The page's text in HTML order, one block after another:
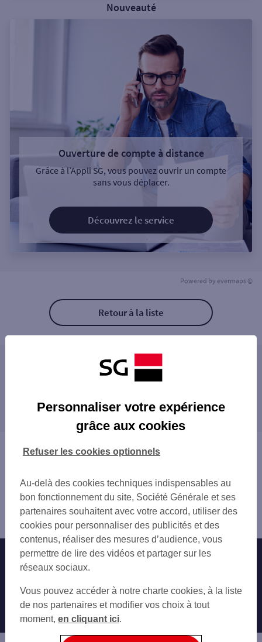
Nouveauté
Ouverture de compte à distance
Grâce à l’Appli SG, vous pouvez ouvrir un compte
sans vous déplacer.
Découvrez le service
Powered by evermaps ©
Retour à la liste
Les distributeurs/automates à proximité
PARIS SEBASTOPOL 2
PARIS SEBASTOPOL 3
PARIS 8-10 RUE DE RIVOLI
PARIS 109 RUE DE TURENNE
PARIS 2 RUE DES HALLES
PARIS 81 BD DE SEBASTOPOL
PARIS ST MARTIN
PARIS 11 RUE DE TURBIGO
PARIS ST ANTOINE
PARIS PONT NEUF
PARIS 15 PL DE LA REPUBLIQUE
PARIS 8 BD VOLTAIRE
PARIS MONTORGUEIL
PARIS 2 BD BEAUMARCHAIS
proximité
BAGNOLET
SAINT-MANDÉ
GENTILLY
CHARENTON-LE-PONT
LE KREMLIN-BICÊTRE
MONTROUGE
SAINT-OUEN
PANTIN
IVRY-SUR-SEINE
VINCENNES
ARCUEIL
Vous êtes ici : Accueil
Paris 4ème
Distributeur/automate PARIS 48 RUE DES ARCHIVES
Nos engagements Nous contacter
Autres sites SG
Professionnels
Entreprises
Personnaliser votre expérience
grâce aux cookies
Au-delà des cookies techniques indispensables au
bon fonctionnement du site, Société Générale et ses
partenaires souhaitent avec votre accord, utiliser des
cookies pour personnaliser des publicités et des
contenus, réaliser des mesures d’audience, vous
permettre de lire des vidéos et partager sur les
réseaux sociaux.
Vous pouvez accéder à notre charte cookies, à la liste
de nos partenaires et modifier vos choix à tout
moment, en cliquant ici.
Refuser les cookies optionnels